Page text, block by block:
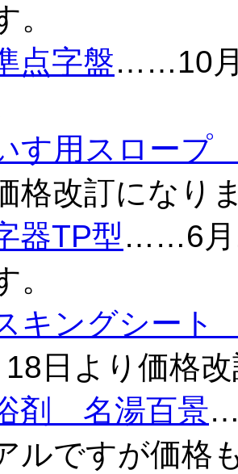
。
点字盤……10月
す用スロー
格改訂になり
器TP型 ……6月
。
キングシート
18日より価格
剤 名湯百景
ルですが価格